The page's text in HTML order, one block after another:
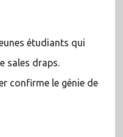
étudiants qui
sales draps.
confirme le génie de